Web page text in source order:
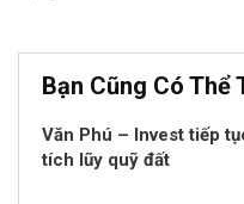
Bạn Cũng Có Thể
Văn Phú – Invest tiếp
tích lũy quỹ đất